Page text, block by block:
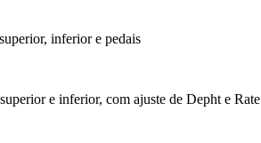
inferior e pedais
e inferior, com ajuste de Depht e Rate